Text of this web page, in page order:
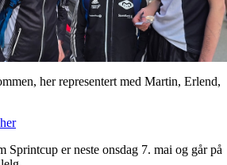
her representert med Martin, Erlend,
Sprintcup er neste onsdag 7. mai og går på